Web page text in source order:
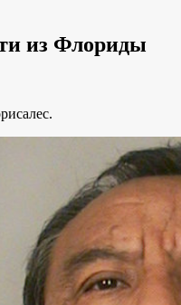
из Флориды